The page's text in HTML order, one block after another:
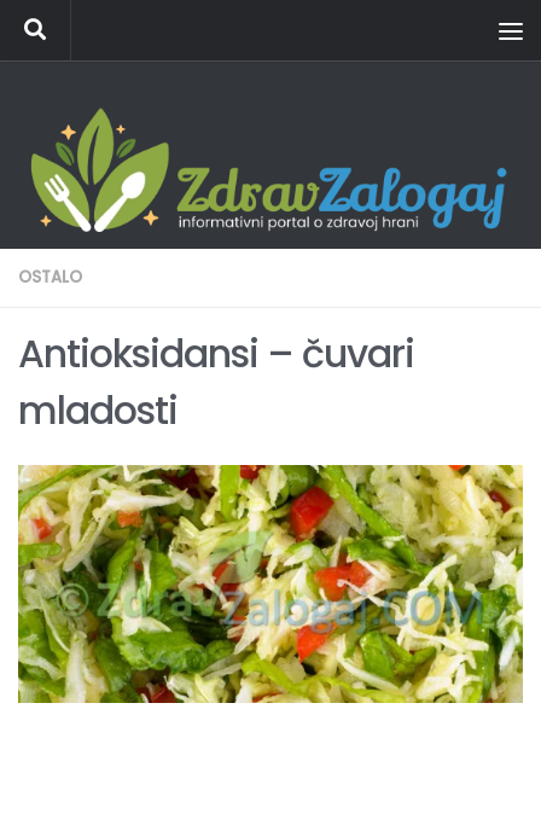
Skip to content
OSTALO
Antioksidansi – čuvari
mladosti